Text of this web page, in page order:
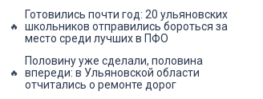
Готовились почти год: 20 ульяновских
школьников отправились бороться за
место среди лучших в ПФО
Половину уже сделали, половина
впереди: в Ульяновской области
отчитались о ремонте дорог